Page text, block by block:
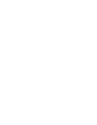
BESTI, Libatkan